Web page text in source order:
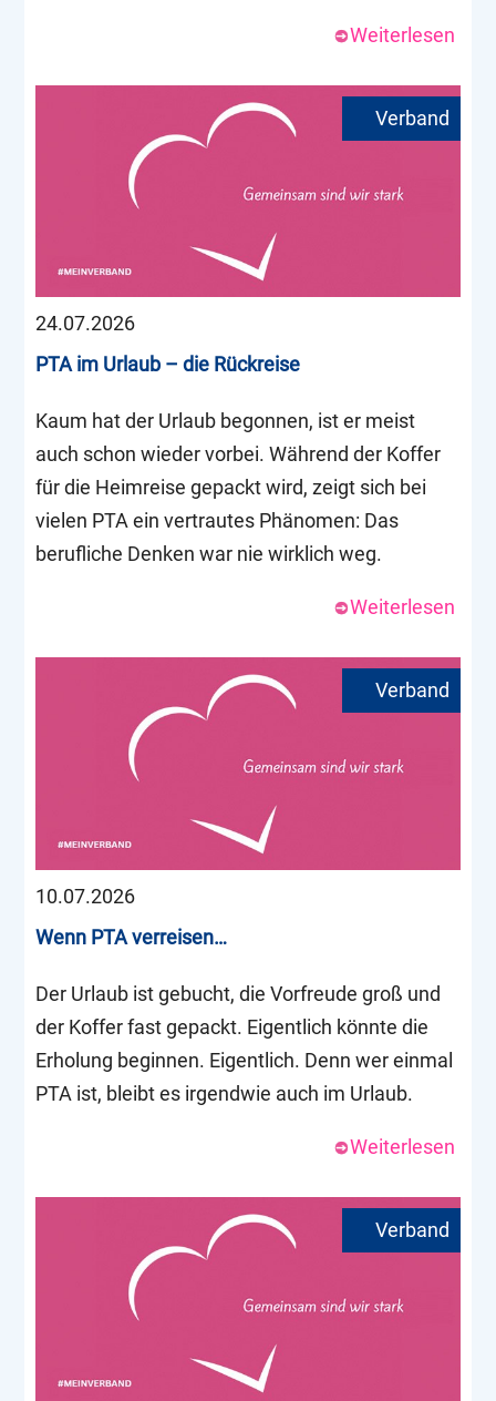
Weiterlesen
24.07.2026
PTA im Urlaub – die Rückreise
Kaum hat der Urlaub begonnen, ist er meist
auch schon wieder vorbei. Während der Koffer
für die Heimreise gepackt wird, zeigt sich bei
vielen PTA ein vertrautes Phänomen: Das
berufliche Denken war nie wirklich weg.
Weiterlesen
10.07.2026
Wenn PTA verreisen…
Der Urlaub ist gebucht, die Vorfreude groß und
der Koffer fast gepackt. Eigentlich könnte die
Erholung beginnen. Eigentlich. Denn wer einmal
PTA ist, bleibt es irgendwie auch im Urlaub.
Weiterlesen